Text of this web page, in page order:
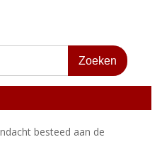
besteed aan de